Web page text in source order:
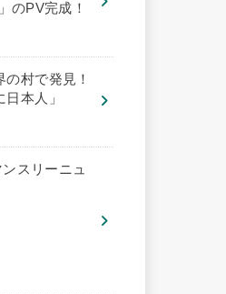
のPV完成！
村で発見！
本人」
スリーニュ